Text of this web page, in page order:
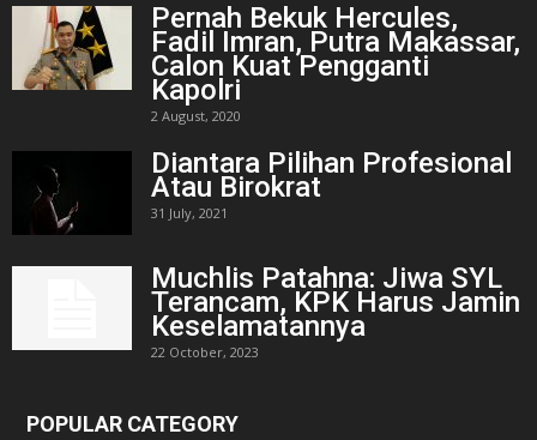
Pernah Bekuk Hercules,
Fadil Imran, Putra Makassar,
Calon Kuat Pengganti
Kapolri
2 August, 2020
Diantara Pilihan Profesional
Atau Birokrat
31 July, 2021
Muchlis Patahna: Jiwa SYL
Terancam, KPK Harus Jamin
Keselamatannya
22 October, 2023
POPULAR CATEGORY